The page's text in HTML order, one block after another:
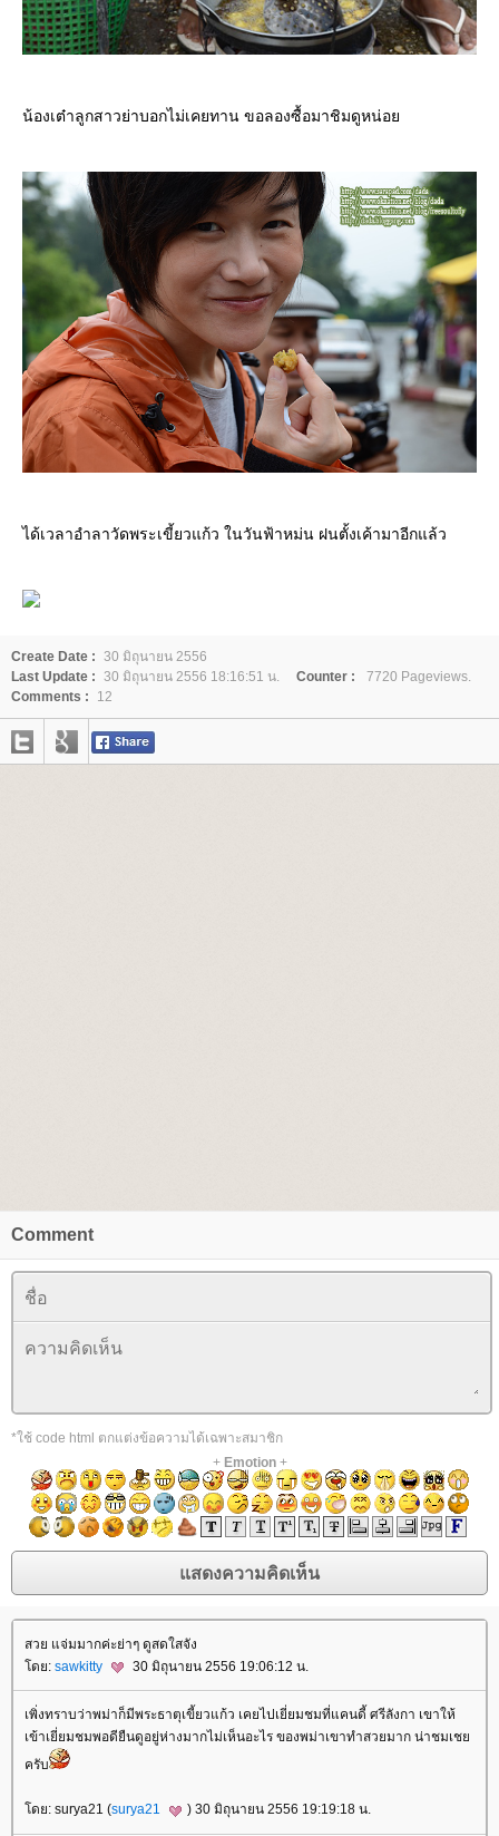
น้องเต๋าลูกสาวย่าบอกไม่เคยทาน ขอลองซื้อมาชิมดูหน่อ
ได้เวลาอำลาวัดพระเขี้ยวแก้ว ในวันฟ้าหม่น ฝนตั้งเค้ามาอีกแล้ว
Create Date : 30 มิถุนายน 2556
Last Update : 30 มิถุนายน 2556 18:16:51 น. Counter :
7720 Pageviews.
Comments :
12
Comment
*ใช้ code html ตกแต่งข้อความได้เฉพาะสมาชิก
+ Emotion+
สวย แจ่มมากค่ะย่าๆ ดูสดใสจัง
ดย: sawkitty 30 มิถุนายน 2556 19:06:12 น.
เพิ่งทราบว่าพม่าก็มีพระธาตุเขี้ยวแก้ว เคยไปเยี่ยมชมที่แคนดี้ ศรีลังกา เขาให้
เข้าเยี่ยมชมพอดียืนดูอยู่ห่างมากไม่เห็นอะไร ของพม่าเขาทำสวยมาก น่าชมเช
ครับ
ดย: surya21 (surya21 ) 30 มิถุนายน 2556 19:19:18 น.